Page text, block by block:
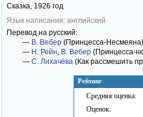
Рейтинг
Средняя оценка:
Оценок:
Сказка, 1926 год
Язык написания: английский
Перевод на русский:
— В. Вебер (Принцесса-Несмеяна)
— Н. Рейн, В. Вебер (Принцесса-
— С. Лихачёва (Как рассмешить